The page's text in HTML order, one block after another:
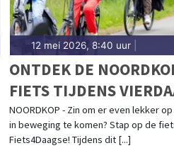
12 mei 2026, 8:40 uur|
ONTDEK DE
FIETS TIJDENS
FIETSEVENEMENT
NOORDKOP - Zin om er even lekker
in beweging te komen? Stap op de
Fiets4Daagse! Tijdens dit [...]